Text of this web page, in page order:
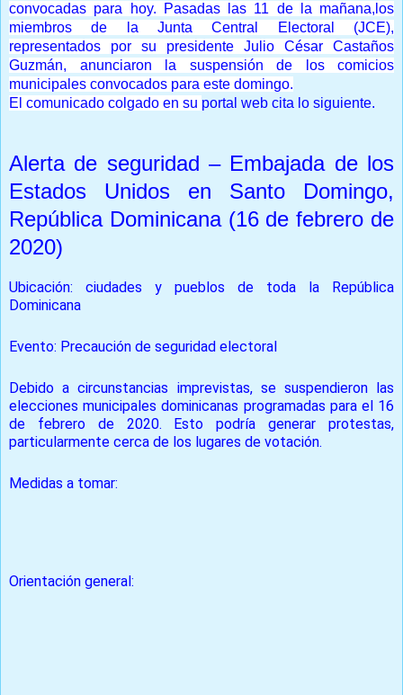
convocadas para hoy.
Pasadas las 11 de la mañana,los
miembros de la Junta Central Electoral (JCE),
representados por su presidente Julio César Castaños
Guzmán, anunciaron la suspensión de los comicios
municipales convocados para este domingo.
El comunicado colgado en su portal web cita lo siguiente.
Alerta de seguridad – Embajada de los
Estados Unidos en Santo Domingo,
República Dominicana (16 de febrero de
2020)
Ubicación: ciudades y pueblos de toda la República
Dominicana
Evento: Precaución de seguridad electoral
Debido a circunstancias imprevistas, se suspendieron las
elecciones municipales dominicanas programadas para el 16
de febrero de 2020. Esto podría generar protestas,
particularmente cerca de los lugares de votación.
Medidas a tomar:
Orientación general: